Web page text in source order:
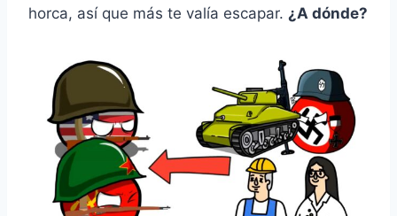
horca, así que más te valía escapar. ¿A dónde?